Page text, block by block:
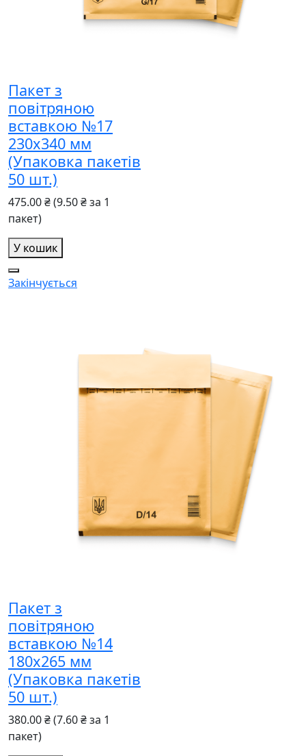
Пакет з
повітряною
вставкою №17
230x340 мм
(Упаковка пакетів
50 шт.)
475.00 ₴(9.50 ₴ за 1
пакет)
У кошик
Закінчується
Пакет з
повітряною
вставкою №14
180x265 мм
(Упаковка пакетів
50 шт.)
380.00 ₴(7.60 ₴ за 1
пакет)